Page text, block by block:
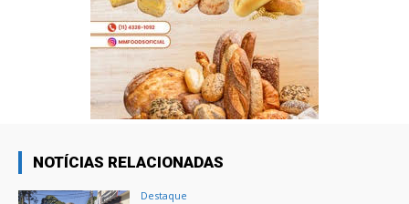
NOTÍCIAS RELACIONADAS
Destaque